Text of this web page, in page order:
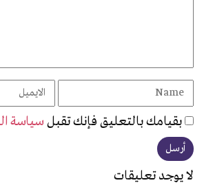
بقيامك بالتعليق فإنك تقبلسياسة
لا يوجد تعليقات